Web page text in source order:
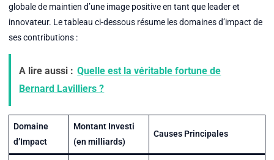
globale de maintien d’une image positive en tant que leader et
innovateur. Le tableau ci-dessous résume les domaines d’impact de
ses contributions :
A lire aussi : Quelle est la véritable fortune de
Bernard Lavilliers ?
Domaine
d’Impact
Montant Investi
(en milliards)
Causes Principales